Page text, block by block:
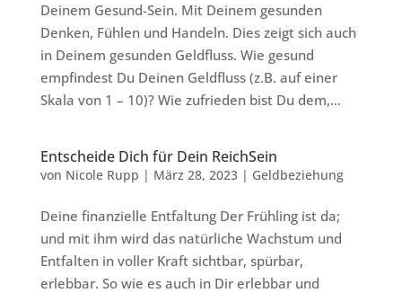
Deinem Gesund-Sein. Mit Deinem gesunden
Denken, Fühlen und Handeln. Dies zeigt sich auch
in Deinem gesunden Geldfluss. Wie gesund
empfindest Du Deinen Geldfluss (z.B. auf einer
Skala von 1 – 10)? Wie zufrieden bist Du dem,...
Entscheide Dich für Dein ReichSein
von Nicole Rupp | März 28, 2023| Geldbeziehung
Deine finanzielle Entfaltung Der Frühling ist da;
und mit ihm wird das natürliche Wachstum und
Entfalten in voller Kraft sichtbar, spürbar,
erlebbar. So wie es auch in Dir erlebbar und